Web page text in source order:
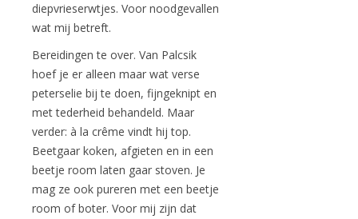
diepvrieserwtjes. Voor noodgevallen
wat mij betreft.
Bereidingen te over. Van Palcsik
hoef je er alleen maar wat verse
peterselie bij te doen, fijngeknipt en
met tederheid behandeld. Maar
verder: à la crême vindt hij top.
Beetgaar koken, afgieten en in een
beetje room laten gaar stoven. Je
mag ze ook pureren met een beetje
room of boter. Voor mij zijn dat